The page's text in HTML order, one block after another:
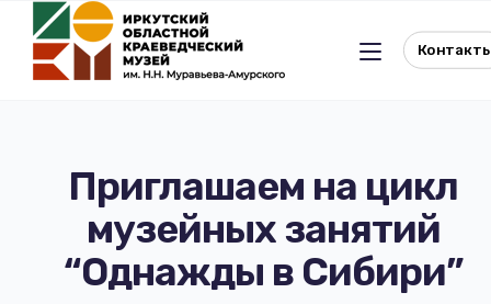
Льготное посещение музея
История музея
Приглашаем на цикл
музейных занятий
“Однажды в Сибири”